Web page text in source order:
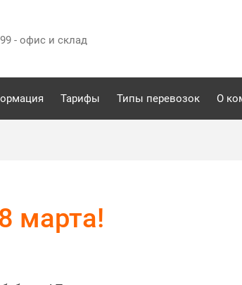
- офис и склад
Тарифы Типы перевозок О
марта!